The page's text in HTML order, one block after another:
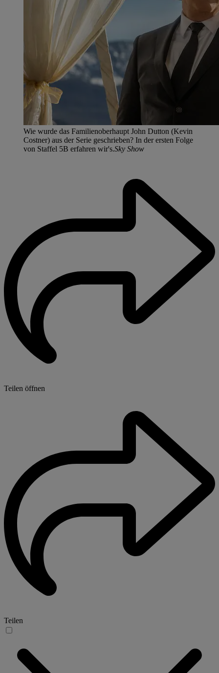
Wie wurde das Familienoberhaupt John Dutton (Kevin
Costner) aus der Serie geschrieben? In der ersten Folge
von Staffel 5B erfahren wir's.Sky Show
Teilen öffnen
Teilen